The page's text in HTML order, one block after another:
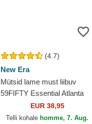
(4.7)
New Era
Mütsid lame must liibuv
59FIFTY Essential Atlanta
Braves MLB New Era
EUR 38,95
Telli kohale homme, 7. Aug.